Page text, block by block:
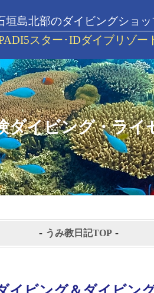
垣島北部のダイビングショッ
スター･IDダイブリゾー
ダイビング・ライ
- うみ教日記TOP -